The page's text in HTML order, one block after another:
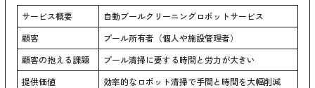
サービス概要
自動プールクリーニングロボットサービス
顧客
プール所有者（個人や施設管理者）
顧客の抱える課題
プール清掃に要する時間と労力が大きい
提供価値
効率的なロボット清掃で手間と時間を大幅削減